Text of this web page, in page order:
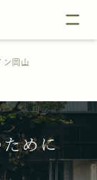
ン岡山
めに